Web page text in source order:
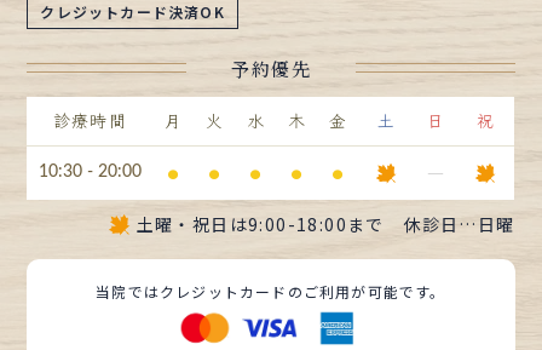
クレジットカード決済OK
予約優先
診療時間 月 火 水 木 金 土 日 祝
10:30 - 20:00 ⚫︎ ⚫︎ ⚫︎ ⚫︎ ⚫︎ ー
土曜・祝日は9:00-18:00まで 休診日…日曜
当院ではクレジットカードのご利用が可能です。